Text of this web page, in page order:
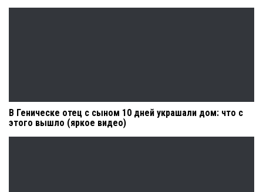
В Геническе отец с сыном 10 дней украшали дом: что с
этого вышло (яркое видео)